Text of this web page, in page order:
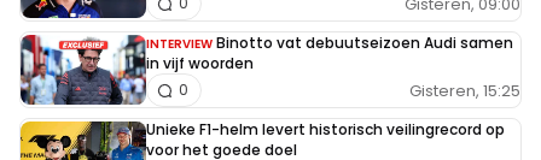
INTERVIEW Binotto vat debuutseizoen Audi samen
in vijf woorden
Gisteren, 15:25
0
Unieke F1-helm levert historisch veilingrecord op
voor het goede doel